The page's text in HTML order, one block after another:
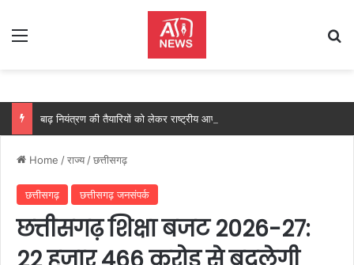
Menu
Home /राज्य /छत्तीसगढ़
छत्तीसगढ़ छत्तीसगढ़ जनसंपर्क
छत्तीसगढ़ शिक्षा बजट 2026-27: